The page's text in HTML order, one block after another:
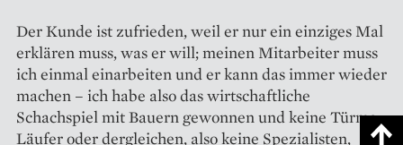
Der Kunde ist zufrieden, weil er nur ein einziges Mal
erklären muss, was er will; meinen Mitarbeiter muss
ich einmal einarbeiten und er kann das immer wieder
machen – ich habe also das wirtschaftliche
Schachspiel mit Bauern gewonnen und keine Türme,
Läufer oder dergleichen, also keine Spezialisten,